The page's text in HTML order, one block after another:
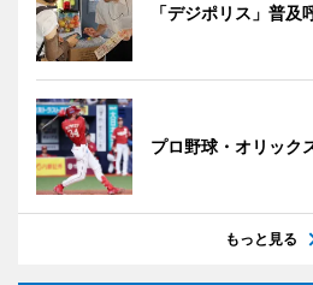
「デジポリス」普及
プロ野球・オリック
もっと見る